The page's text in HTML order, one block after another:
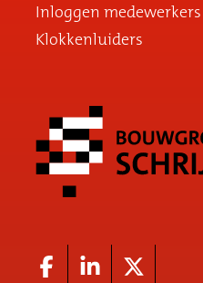
Inloggen medewerkers
Klokkenluiders